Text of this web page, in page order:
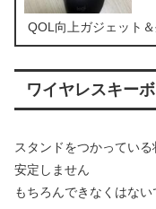
QOL向上ガジェット
ワイヤレスキー
スタンドをつかってい
安定しません
もちろんできなくはな